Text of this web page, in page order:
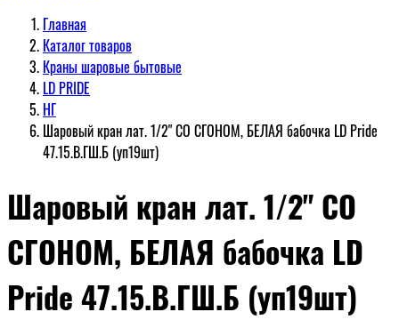
Главная
Каталог товаров
Краны шаровые бытовые
LD PRIDE
НГ
Шаровый кран лат. 1/2" СО СГОНОМ, БЕЛАЯ бабочка LD Pride
47.15.В.ГШ.Б (уп19шт)
Шаровый кран лат. 1/2" СО
СГОНОМ, БЕЛАЯ бабочка LD
Pride 47.15.В.ГШ.Б (уп19шт)